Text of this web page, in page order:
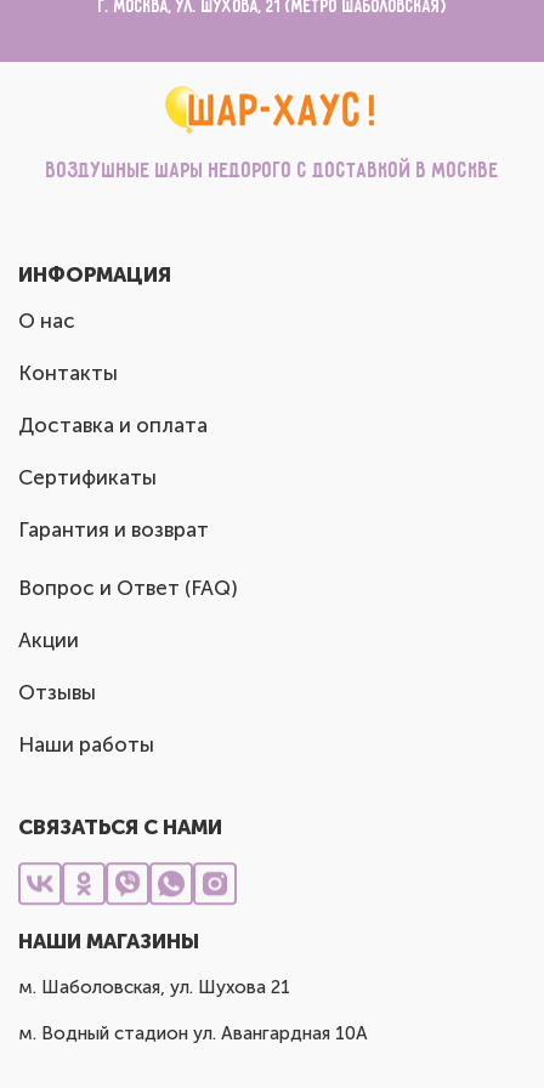
г. Москва, ул. Шухова, 21 (метро Шаболовская)
Воздушные шары недорого с доставкой в Москве
ИНФОРМАЦИЯ
О нас
Контакты
Доставка и оплата
Сертификаты
Гарантия и возврат
Вопрос и Ответ (FAQ)
Акции
Отзывы
Наши работы
СВЯЗАТЬСЯ С НАМИ
НАШИ МАГАЗИНЫ
м. Шаболовская, ул. Шухова 21
м. Водный стадион ул. Авангардная 10А